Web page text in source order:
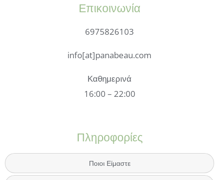
Επικοινωνία
6975826103
info[at]panabeau.com
Καθημερινά
16:00 – 22:00
Πληροφορίες
Ποιοι Είμαστε